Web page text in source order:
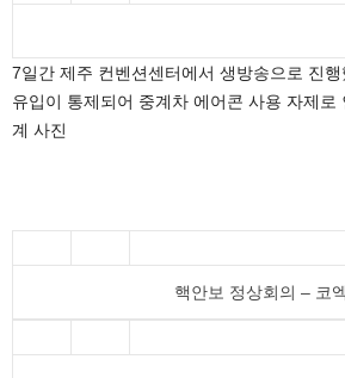
7일간 제주 컨벤션센터에서 생방송으로 진
유입이 통제되어 중계차 에어콘 사용 자제로
계 사진
핵안보 정상회의 – 코